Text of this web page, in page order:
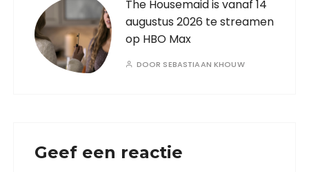
The Housemaid is vanaf 14
augustus 2026 te streamen
op HBO Max
DOOR SEBASTIAAN KHOUW
Geef een reactie